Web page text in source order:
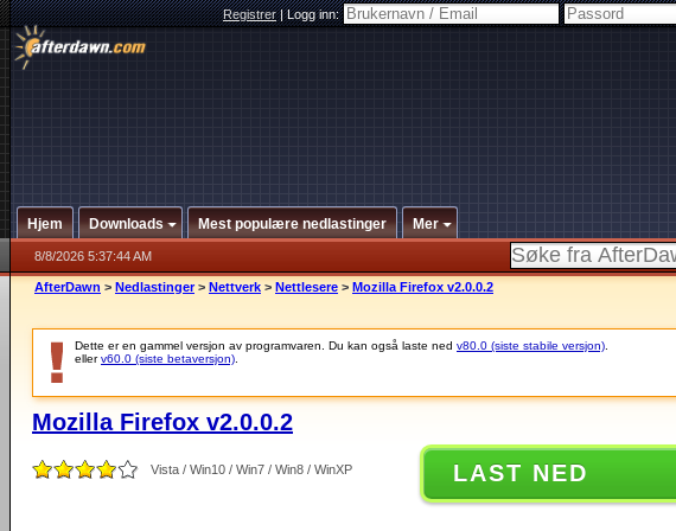
Registrer|Logg inn:
Hjem Downloads Mest populære nedlastinger Mer
8/8/2026 5:37:44 AM
AfterDawn > Nedlastinger > Nettverk > Nettlesere > Mozilla Firefox v2.0.0.2
Dette er en gammel versjon av programvaren. Du kan også laste ned v80.0 (siste stabile versjon)
ellerv60.0 (siste betaversjon)
Mozilla Firefox v2.0.0.2
Vista / Win10 / Win7 / Win8 / WinXP LAST NED